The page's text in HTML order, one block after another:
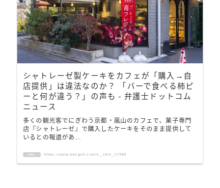
シャトレーゼ製ケーキをカフェが「購入→自
店提供」は違法なのか？ 「バーで食べる柿ピ
ーと何が違う？」の声も - 弁護士ドットコム
ニュース
多くの観光客でにぎわう京都・嵐山のカフェで、菓子専門
店『シャトレーゼ』で購入したケーキをそのまま提供して
いるとの報道があ...
URL https://www.bengo4.com/c_18/n_17985